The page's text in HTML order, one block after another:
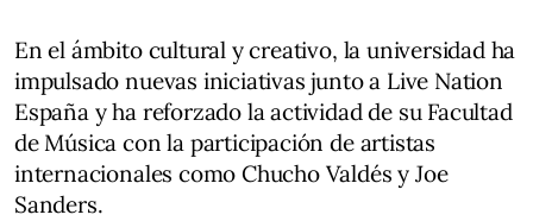
En el ámbito cultural y creativo, la universidad ha
impulsado nuevas iniciativas junto a Live Nation
España y ha reforzado la actividad de su Facultad
de Música con la participación de artistas
internacionales como Chucho Valdés y Joe
Sanders.